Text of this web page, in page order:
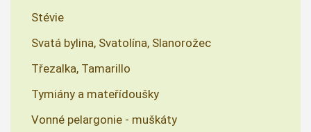
Stévie
Svatá bylina, Svatolína, Slanorožec
Třezalka, Tamarillo
Tymiány a mateřídoušky
Vonné pelargonie - muškáty